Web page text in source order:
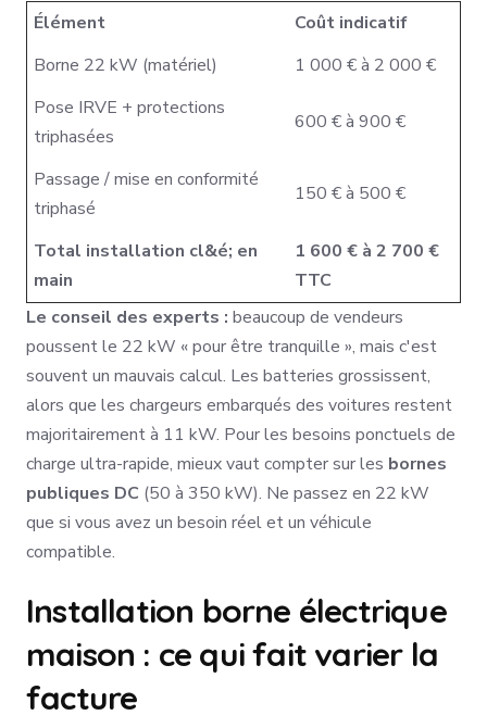
Élément
Coût indicatif
Borne 22 kW (matériel)
1 000 € à 2 000 €
Pose IRVE + protections
triphasées
600 € à 900 €
Passage / mise en conformité
triphasé
150 € à 500 €
Total installation cl&é; en
main
1 600 € à 2 700 €
TTC
Le conseil des experts : beaucoup de vendeurs
poussent le 22 kW « pour être tranquille », mais c'est
souvent un mauvais calcul. Les batteries grossissent,
alors que les chargeurs embarqués des voitures restent
majoritairement à 11 kW. Pour les besoins ponctuels de
charge ultra-rapide, mieux vaut compter sur les bornes
publiques DC (50 à 350 kW). Ne passez en 22 kW
que si vous avez un besoin réel et un véhicule
compatible.
Installation borne électrique
maison : ce qui fait varier la
facture